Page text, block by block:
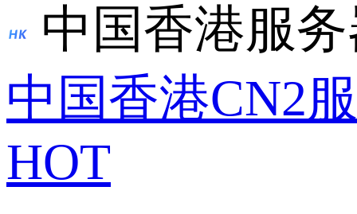
中国香港服
中国香港CN2
HOT